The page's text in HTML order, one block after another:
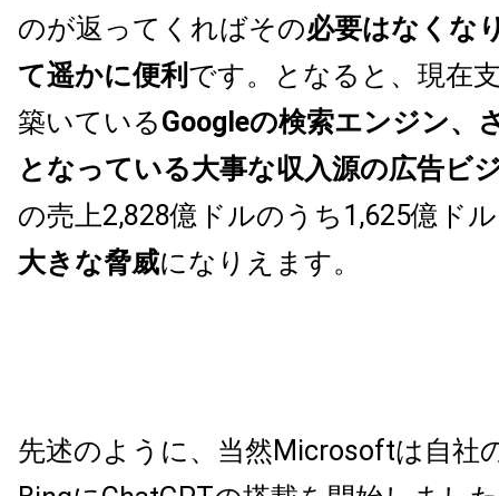
のが返ってくればその必要はなくな
て遥かに便利 です。となると、現在
築いているGoogleの検索エンジン、
となっている大事な収入源の広告ビ
の売上2,828億ドルのうち1,625億ド
大きな脅威になりえます。
先述のように、当然Microsoftは自社